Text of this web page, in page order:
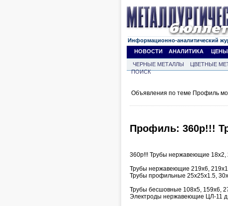
Информационно-аналитический
НОВОСТИ
АНАЛИТИКА
ЧЕРНЫЕ МЕТАЛЛЫ ЦВЕТНЫЕ
ПОИСК
Объявления по теме Профиль
Профиль: 360р!!!
360р!!! Трубы нержавеющие 18х2,
Трубы нержавеющие 219х6,
Трубы профильные 25х25х1.5,
Трубы бесшовные 108х5, 159х6,
Электроды нержавеющие ЦЛ-11